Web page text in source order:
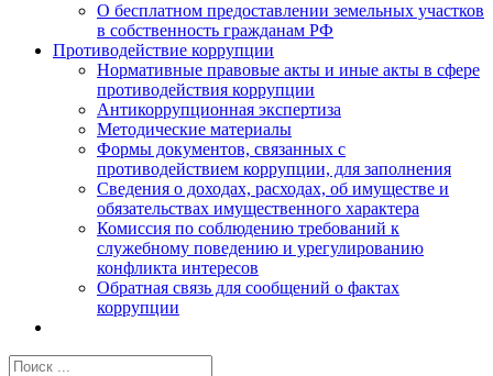
О бесплатном предоставлении земельных участков
в собственность гражданам РФ
Противодействие коррупции
Нормативные правовые акты и иные акты в сфере
противодействия коррупции
Антикоррупционная экспертиза
Методические материалы
Формы документов, связанных с
противодействием коррупции, для заполнения
Сведения о доходах, расходах, об имуществе и
обязательствах имущественного характера
Комиссия по соблюдению требований к
служебному поведению и урегулированию
конфликта интересов
Обратная связь для сообщений о фактах
коррупции
Результат